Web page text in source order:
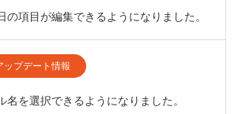
の項目が編集できるようになりました。
ップデート情報
名を選択できるようになりました。